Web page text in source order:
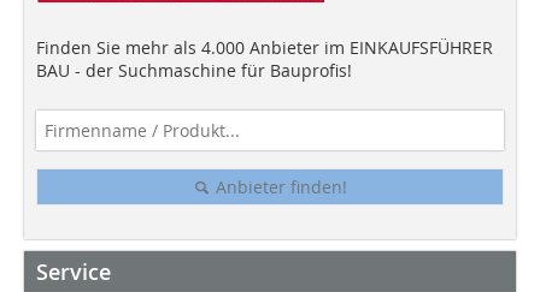
Finden Sie mehr als 4.000 Anbieter im EINKAUFSFÜHRER
BAU - der Suchmaschine für Bauprofis!
Anbieter finden!
Service